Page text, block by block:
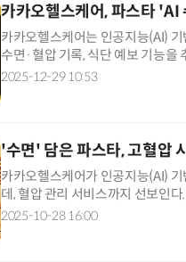
카카오헬스케어, 파스타 'AI
카카오헬스케어는 인공지능(AI)
수면·혈압 기록, 식단 예보 기능을
두기만 하면 수면 중 호흡 소리를
2025-12-29 10:53
'수면' 담은 파스타, 고혈압
카카오헬스케어가 인공지능(AI)
데, 혈압 관리 서비스까지 선보인
스타'에 담는 한편 이에 영향을 미
2025-10-28 16:00